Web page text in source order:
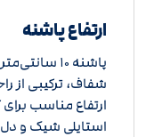
ارتفاع پاشنه
پاشنه 10
شفاف، ترکیبی از
ارتفاع مناسب
استایلی شیک و